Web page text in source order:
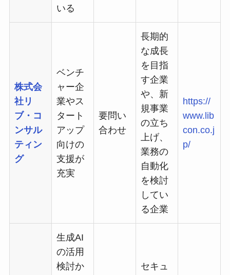
いる
株式会
社リ
ブ・コ
ンサル
ティン
グ
ベンチ
ャー企
業やス
タート
アップ
向けの
支援が
充実
要問い
合わせ
長期的
な成長
を目指
す企業
や、新
規事業
の立ち
上げ、
業務の
自動化
を検討
してい
る企業
https://
www.lib
con.co.j
p/
生成AI
の活用
検討か
セキュ